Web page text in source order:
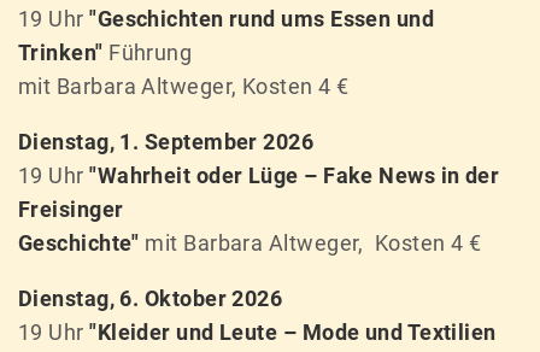
19 Uhr"Geschichten rund ums Essen und
Trinken" Führung
mit Barbara Altweger, Kosten 4 €
Dienstag, 1. September 2026
19 Uhr"Wahrheit oder Lüge – Fake News in der
Freisinger
Geschichte" mit Barbara Altweger, Kosten 4 €
Dienstag, 6. Oktober 2026
19 Uhr"Kleider und Leute – Mode und Textilien